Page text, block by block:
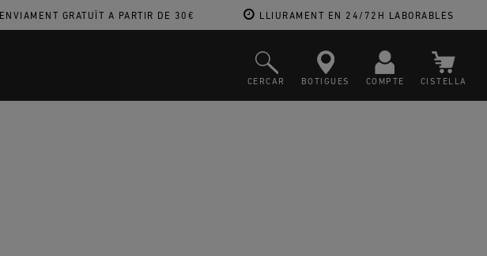
ENVIAMENT GRATUÏT A PARTIR DE 30€ LLIURAMENT EN 24/72H LABORABLES
CISTELLA
COMPTE
BOTIGUES
CERCAR